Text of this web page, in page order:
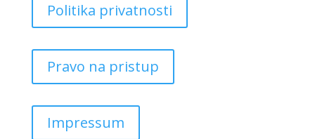
Politika privatnosti
Pravo na pristup
Impressum